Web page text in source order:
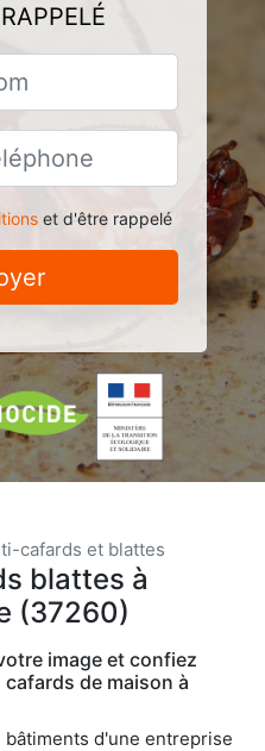
et d'être rappelé
cafards et blattes
blattes à
(37260)
image et confiez
de maison à
d'une entreprise